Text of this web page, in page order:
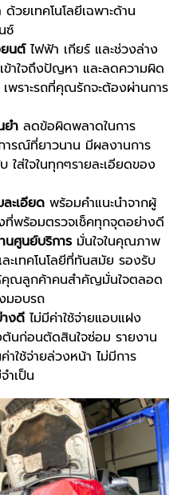
วยเทคโนโลยีเฉพาะด้าน
ซ์
ยนต์ไฟฟ้า เกียร์ และช่วงล่าง
ข้าใจถึงปัญหา และลดความผิด
พราะรถที่คุณรักจะต้องผ่านการ
ยำ ลดข้อผิดพลาดในการ
ารณ์ที่ยาวนาน มีผลงานการ
ใส่ใจในทุกๆรายละเอียดของ
ะเอียด พร้อมคำแนะนำจากผู้
ที่พร้อมตรวจเช็คทุกจุดอย่างดี
นศูนย์บริการ มั่นใจในคุณภาพ
เทคโนโลยีที่ทันสมัย รองรับ
คุณลูกค้าคนสำคัญมั่นใจตลอด
มอบรถ
งดี ไม่มีค่าใช้จ่ายแอบแฝง
ต้นก่อนตัดสินใจซ่อม รายงาน
าใช้จ่ายล่วงหน้า ไม่มีการ
ำเป็น